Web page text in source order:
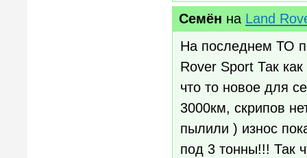
Семён на Land
На последнем ТО
Rover Sport Так
что то новое для
3000км, скрипов
пылили ) износ
под 3 тонны!!! Так